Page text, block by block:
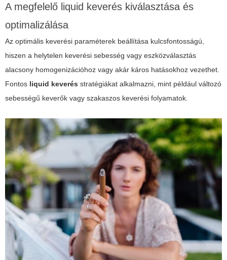
A megfelelő liquid keverés kiválasztása és
optimalizálása
Az optimális keverési paraméterek beállítása kulcsfontosságú,
hiszen a helytelen keverési sebesség vagy eszközválasztás
alacsony homogenizációhoz vagy akár káros hatásokhoz vezethet.
Fontos liquid keverés stratégiákat alkalmazni, mint például változó
sebességű keverők vagy szakaszos keverési folyamatok.